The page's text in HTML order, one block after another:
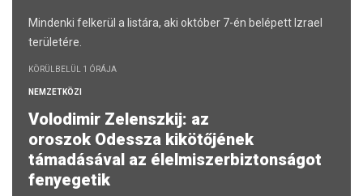
Mindenki felkerül a listára, aki október 7-én belépett Izrael
területére.
KÖRÜLBELÜL 1 ÓRÁJA
NEMZETKÖZI
Volodimir Zelenszkij: az
oroszok Odessza kikötőjének
támadásával az élelmiszerbiztonságot
fenyegetik